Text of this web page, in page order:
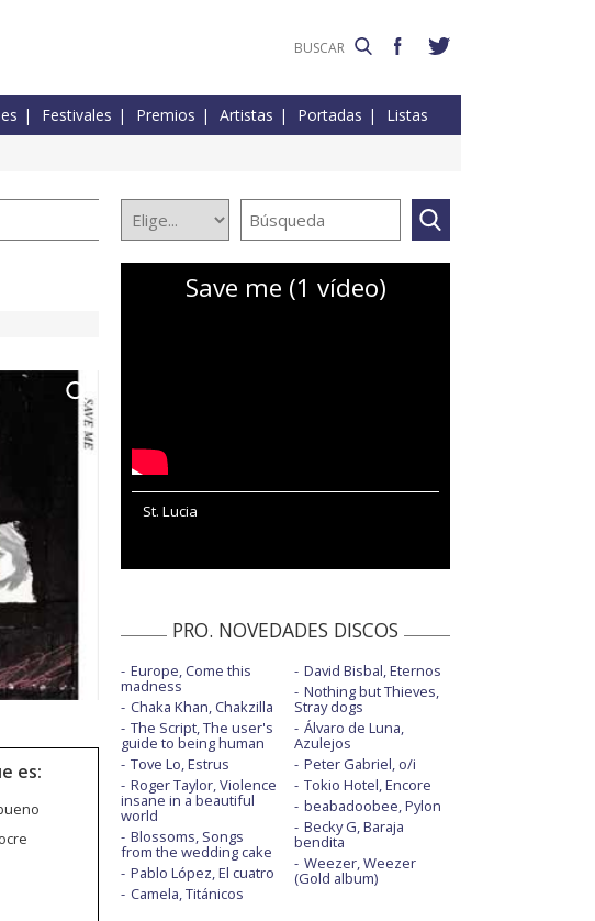
Festivales Premios Artistas Portadas Listas
es:
Save me (1 vídeo)
St. Lucia
PRO. NOVEDADES DISCOS
Europe, Come this
madness
Chaka Khan, Chakzilla
The Script, The user's
guide to being human
Tove Lo, Estrus
Roger Taylor, Violence
insane in a beautiful
world
Blossoms, Songs
from the wedding cake
Pablo López, El cuatro
Camela, Titánicos
David Bisbal, Eternos
Nothing but Thieves,
Stray dogs
Álvaro de Luna,
Azulejos
Peter Gabriel, o/i
Tokio Hotel, Encore
beabadoobee, Pylon
Becky G, Baraja
bendita
Weezer, Weezer
(Gold album)